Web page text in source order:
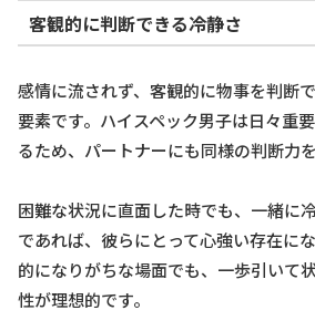
客観的に判断できる冷静さ
感情に流されず、客観的に物事を判断
要素です。ハイスペック男子は日々重
るため、パートナーにも同様の判断力を
困難な状況に直面した時でも、一緒に
であれば、彼らにとって心強い存在に
的になりがちな場面でも、一歩引いて
性が理想的です。